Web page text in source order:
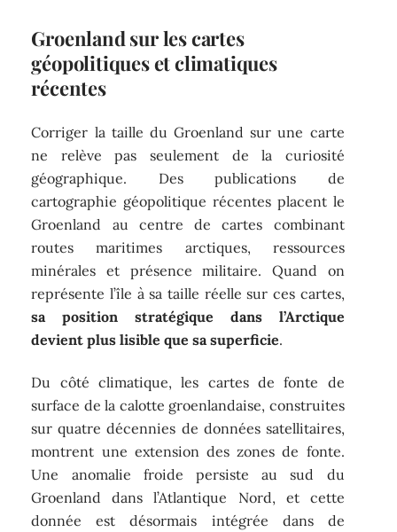
Groenland sur les cartes
géopolitiques et climatiques
récentes
Corriger la taille du Groenland sur une carte
ne relève pas seulement de la curiosité
géographique. Des publications de
cartographie géopolitique récentes placent le
Groenland au centre de cartes combinant
routes maritimes arctiques, ressources
minérales et présence militaire. Quand on
représente l’île à sa taille réelle sur ces cartes,
sa position stratégique dans l’Arctique
devient plus lisible que sa superficie.
Du côté climatique, les cartes de fonte de
surface de la calotte groenlandaise, construites
sur quatre décennies de données satellitaires,
montrent une extension des zones de fonte.
Une anomalie froide persiste au sud du
Groenland dans l’Atlantique Nord, et cette
donnée est désormais intégrée dans de